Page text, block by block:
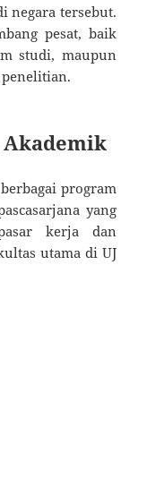
negara tersebut.
pesat, baik
studi, maupun
program
yang
kerja dan
utama di UJ